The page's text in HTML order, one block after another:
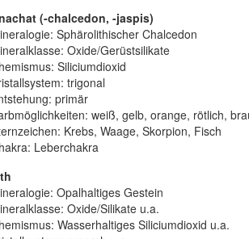
(-chalcedon, -jaspis)
Sphärolithischer Chalcedon
Oxide/Gerüstsilikate
Siliciumdioxid
trigonal
primär
weiß, gelb, orange, rötlich,
Krebs, Waage, Skorpion, Fisch
Leberchakra
Opalhaltiges Gestein
Oxide/Silikate u.a.
Wasserhaltiges Siliciumdioxid u.a.